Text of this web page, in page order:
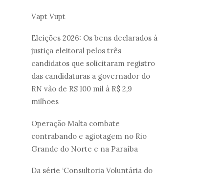
Vapt Vupt
Eleições 2026: Os bens declarados à
justiça eleitoral pelos três
candidatos que solicitaram registro
das candidaturas a governador do
RN vão de R$ 100 mil à R$ 2,9
milhões
Operação Malta combate
contrabando e agiotagem no Rio
Grande do Norte e na Paraíba
Da série ‘Consultoria Voluntária do